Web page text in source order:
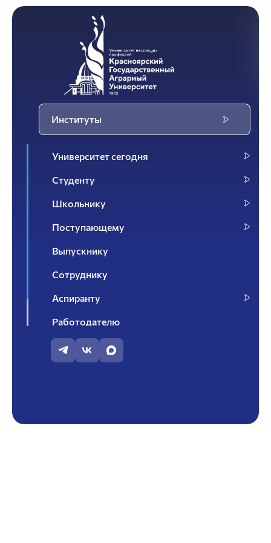
Институты
Университет сегодня
Студенту
Школьнику
Поступающему
Выпускнику
Сотруднику
Аспиранту
Работодателю
Контакты